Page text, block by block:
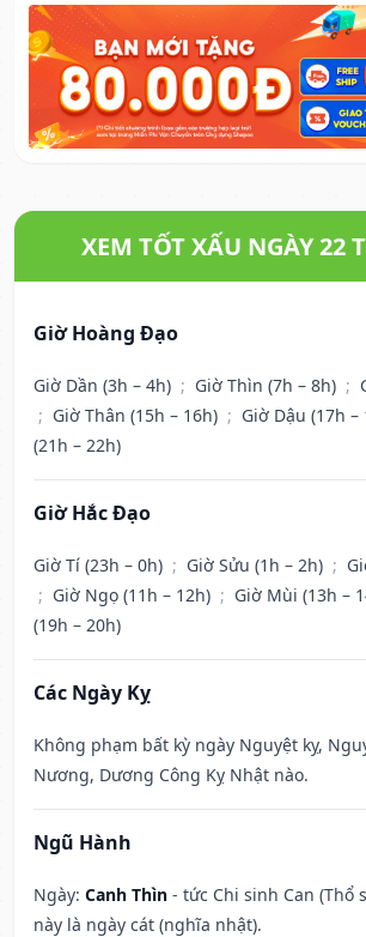
XEM TỐT XẤU NGÀY 22
Giờ Hoàng Đạo
Giờ Dần (3h – 4h) ; Giờ Thìn (7h – 8h) ;
; Giờ Thân (15h – 16h) ; Giờ Dậu (17h –
(21h – 22h)
Giờ Hắc Đạo
Giờ Tí (23h – 0h) ; Giờ Sửu (1h – 2h) ;
; Giờ Ngọ (11h – 12h) ; Giờ Mùi (13h –
(19h – 20h)
Các Ngày Kỵ
Không phạm bất kỳ ngày Nguyệt kỵ,
Nương, Dương Công Kỵ Nhật nào.
Ngũ Hành
Ngày: Canh Thìn - tức Chi sinh Can (Thổ
này là ngày cát (nghĩa nhật).